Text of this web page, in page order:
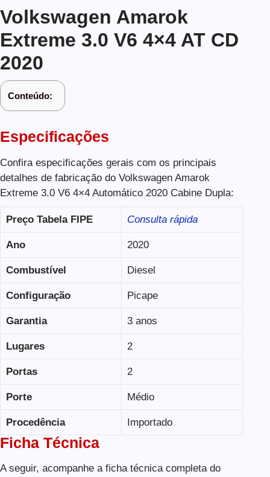
Volkswagen Amarok
Extreme 3.0 V6 4×4 AT CD
2020
Conteúdo:
Especificações
Confira especificações gerais com os principais
detalhes de fabricação do Volkswagen Amarok
Extreme 3.0 V6 4×4 Automático 2020 Cabine Dupla:
Preço Tabela FIPE Consulta rápida
Ano 2020
Combustível Diesel
Configuração Picape
Garantia 3 anos
Lugares 2
Portas 2
Porte Médio
Procedência Importado
Ficha Técnica
A seguir, acompanhe a ficha técnica completa do